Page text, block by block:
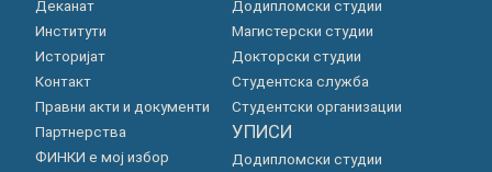
Деканат
Институти
Историјат
Контакт
Правни акти и документи
Партнерства
ФИНКИ е мој избор
Додипломски студии
Магистерски студии
Докторски студии
Студентска служба
Студентски организации
УПИСИ
Додипломски студии